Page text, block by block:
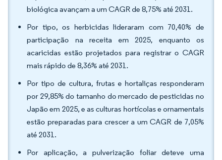
biológica avançam a um CAGR de 8,75% até 2031.
Por tipo, os herbicidas lideraram com 70,40% de
participação na receita em 2025, enquanto os
acaricidas estão projetados para registrar o CAGR
mais rápido de 8,36% até 2031.
Por tipo de cultura, frutas e hortaliças responderam
por 29,85% do tamanho do mercado de pesticidas no
Japão em 2025, e as culturas hortícolas e ornamentais
estão preparadas para crescer a um CAGR de 7,05%
até 2031.
Por aplicação, a pulverização foliar deteve uma